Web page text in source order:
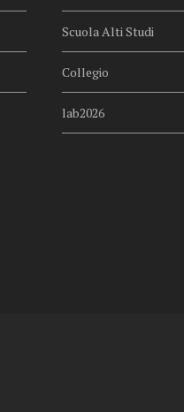
Scuola Alti Studi
Collegio
lab2026